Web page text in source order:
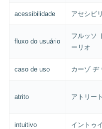
acessibilidade アセシビ
fluxo do usuário
フルッソ
ーリオ
caso de uso カーゾ ヂ
atrito アトリート
intuitivo イントゥ